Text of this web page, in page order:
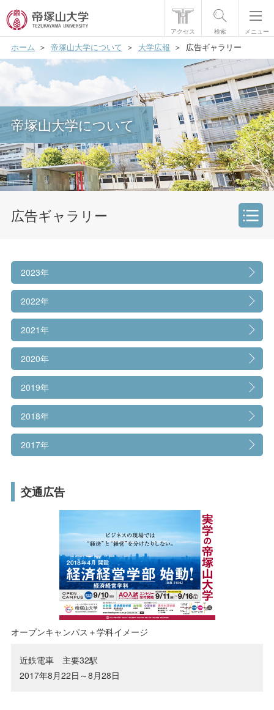
アクセス 検索 メニュー
帝塚山大学について
学部・大学院
学生生活
国際交流
研究・社会貢献
就職・資格
入試情報
受験生の方へ
保護者の方へ
一般の方へ 企業・採用担当者の方へ
ホーム 帝塚山大学について 大学広報 広告ギャラリー
帝塚山大学について
広告ギャラリー
プレスリリース
取材申込について
広報誌/刊行物
広告ギャラリー
大学通信帝塚山 バックナンバー
帝塚山大学ソーシャル・メディアガイドライン
TOPICS
設立理念・教育理念
帝塚山大学の沿革
学園章・校章/シンボルマーク/校歌
人材育成目的・3つのポリシー
2023年
2022年
2021年
2020年
2019年
2018年
2017年
交通広告
オープンキャンパス＋学科イメージ
近鉄電車 主要32駅
2017年8月22日～8月28日